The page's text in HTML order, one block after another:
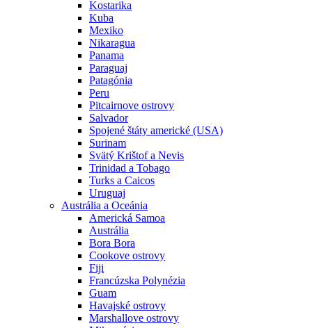
Kostarika
Kuba
Mexiko
Nikaragua
Panama
Paraguaj
Patagónia
Peru
Pitcairnove ostrovy
Salvador
Spojené štáty americké (USA)
Surinam
Svätý Krištof a Nevis
Trinidad a Tobago
Turks a Caicos
Uruguaj
Austrália a Oceánia
Americká Samoa
Austrália
Bora Bora
Cookove ostrovy
Fiji
Francúzska Polynézia
Guam
Havajské ostrovy
Marshallove ostrovy